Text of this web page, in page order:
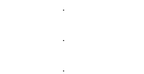
.
.
.